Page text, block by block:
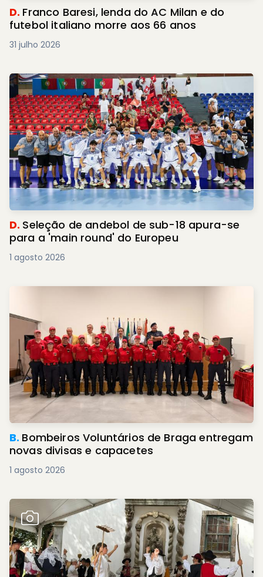
D. Franco Baresi, lenda do AC Milan e do
futebol italiano morre aos 66 anos
31 julho 2026
D. Seleção de andebol de sub-18 apura-se
para a 'main round' do Europeu
1 agosto 2026
B. Bombeiros Voluntários de Braga entregam
novas divisas e capacetes
1 agosto 2026